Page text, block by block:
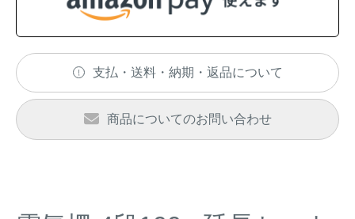
支払・送料・納期・返品について
商品についてのお問い合わせ
閉じる